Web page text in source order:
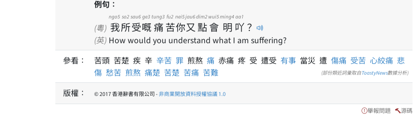
例句：
(粵) 我
ngo5
所
so2
受
sau6
嘅
ge3
痛
tung3
苦
fu2
你
nei5
又
jau6
點
dim2
會
wui5
明
ming4
吖
aa1
？
(英) How would you understand what I am suffering?
參看：
苦頭 苦楚 疾 辛 辛苦 罪 煎熬 痛 赤痛 疼 受 遭受 有事 當災 遭 傷痛 受苦 心絞痛 悲
傷 愁苦 煎熬 痛楚 苦楚 苦痛 苦難 (部份類近詞彙取自ToastyNews數據分析)
版權： © 2017 香港辭書有限公司 -非商業開放資料授權協議 1.0
舉報問題 源碼